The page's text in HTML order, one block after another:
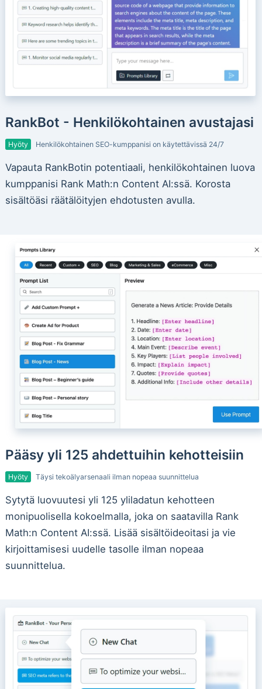
RankBot - Henkilökohtainen avustajasi
Hyöty Henkilökohtainen SEO-kumppanisi on käytettävissä 24/7
Vapauta RankBotin potentiaali, henkilökohtainen luova
kumppanisi Rank Math:n Content AI:ssä. Korosta
sisältöäsi räätälöityjen ehdotusten avulla.
Pääsy yli 125 ahdettuihin kehotteisiin
Hyöty Täysi tekoälyarsenaali ilman nopeaa suunnittelua
Sytytä luovuutesi yli 125 yliladatun kehotteen
monipuolisella kokoelmalla, joka on saatavilla Rank
Math:n Content AI:ssä. Lisää sisältöideoitasi ja vie
kirjoittamisesi uudelle tasolle ilman nopeaa
suunnittelua.